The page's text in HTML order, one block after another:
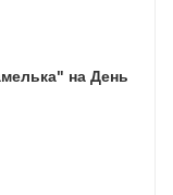
на День